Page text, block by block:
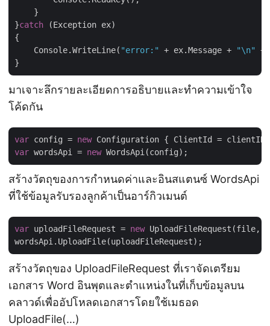
    }
}catch (Exception ex)
{
    Console.WriteLine(
"error:" + ex.Message + "\n"
+
มาเจาะลึกรายละเอียดการอธิบายและทำความเข้าใจ
โค้ดกัน
var config = new
var wordsApi = new
สร้างวัตถุของการกำหนดค่าและอินสแตนซ์ WordsApi
ที่ใช้ข้อมูลรับรองลูกค้าเป็นอาร์กิวเมนต์
var uploadFileRequest = new UploadFileRequest(file,
สร้างวัตถุของ UploadFileRequest ที่เราจัดเตรียม
เอกสาร Word อินพุตและตำแหน่งในที่เก็บข้อมูลบน
คลาวด์เพื่ออัปโหลดเอกสารโดยใช้เมธอด
UploadFile(…)